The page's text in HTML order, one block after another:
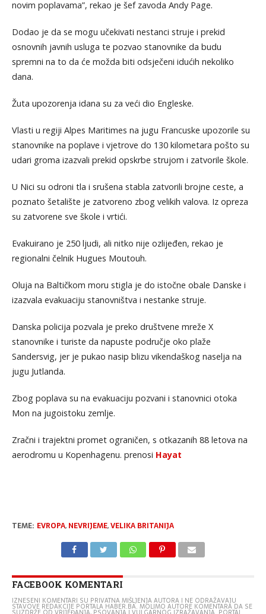
novim poplavama”, rekao je šef zavoda Andy Page.
Dodao je da se mogu učekivati nestanci struje i prekid
osnovnih javnih usluga te pozvao stanovnike da budu
spremni na to da će možda biti odsječeni idućih nekoliko
dana.
Žuta upozorenja idana su za veći dio Engleske.
Vlasti u regiji Alpes Maritimes na jugu Francuske upozorile su
stanovnike na poplave i vjetrove do 130 kilometara pošto su
udari groma izazvali prekid opskrbe strujom i zatvorile škole.
U Nici su odroni tla i srušena stabla zatvorili brojne ceste, a
poznato šetalište je zatvoreno zbog velikih valova. Iz opreza
su zatvorene sve škole i vrtići.
Evakuirano je 250 ljudi, ali nitko nije ozlijeđen, rekao je
regionalni čelnik Hugues Moutouh.
Oluja na Baltičkom moru stigla je do istočne obale Danske i
izazvala evakuaciju stanovništva i nestanke struje.
Danska policija pozvala je preko društvene mreže X
stanovnike i turiste da napuste područje oko plaže
Sandersvig, jer je pukao nasip blizu vikendaškog naselja na
jugu Jutlanda.
Zbog poplava su na evakuaciju pozvani i stanovnici otoka
Mon na jugoistoku zemlje.
Zračni i trajektni promet ograničen, s otkazanih 88 letova na
aerodromu u Kopenhagenu. prenosi Hayat
TEME: EVROPA, NEVRIJEME,VELIKA BRITANIJA
FACEBOOK KOMENTARI
IZNESENI KOMENTARI SU PRIVATNA MIŠLJENJA AUTORA I NE ODRAŽAVAJU
STAVOVE REDAKCIJE PORTALA HABER.BA. MOLIMO AUTORE KOMENTARA DA SE